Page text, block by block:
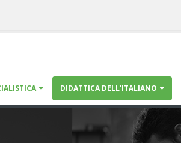
DIDATTICA DELL'ITALIANO